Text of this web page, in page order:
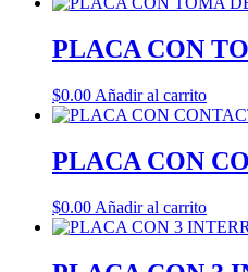
PLACA CON
$0.00 Añadir al carrito
PLACA CON
$0.00 Añadir al carrito